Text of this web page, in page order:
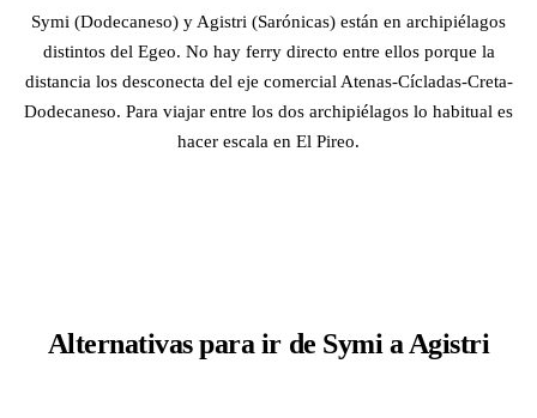
Symi (Dodecaneso) y Agistri (Sarónicas) están en archipiélagos
distintos del Egeo. No hay ferry directo entre ellos porque la
distancia los desconecta del eje comercial Atenas-Cícladas-Creta-
Dodecaneso. Para viajar entre los dos archipiélagos lo habitual es
hacer escala en El Pireo.
Alternativas para ir de Symi a Agistri